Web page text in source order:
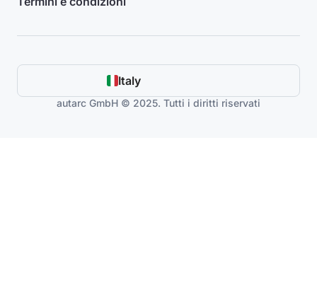
Italy
autarc GmbH © 2025. Tutti i diritti riservati